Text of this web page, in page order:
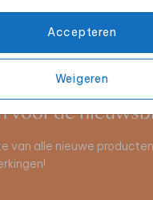
Accepteren
Weigeren
voor de
van alle nieuwe